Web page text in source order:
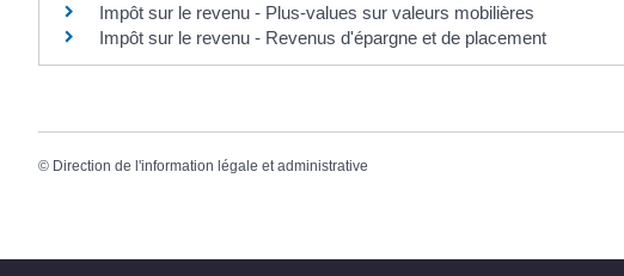
Impôt sur le revenu - Plus-values sur valeurs mobilières
Impôt sur le revenu - Revenus d'épargne et de placement
© Direction de l'information légale et administrative